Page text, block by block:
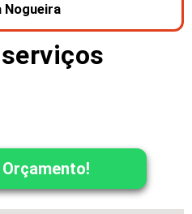
Nogueira